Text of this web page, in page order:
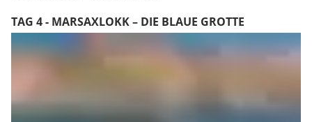
TAG 4 - MARSAXLOKK – DIE BLAUE GROTTE